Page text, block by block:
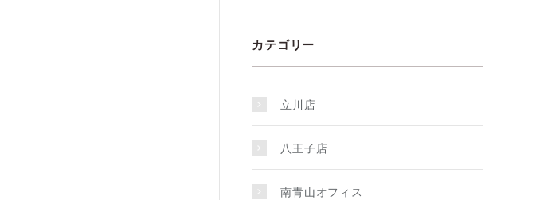
カテゴリー
立川店
八王子店
南青山オフィス